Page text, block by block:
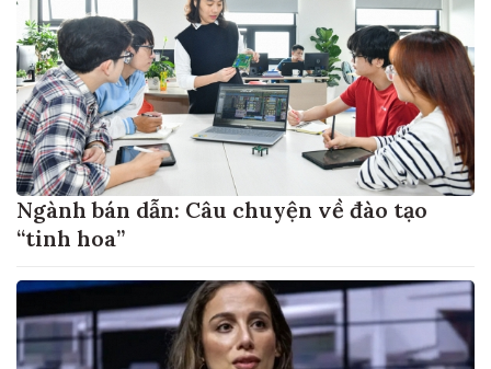
Ngành bán dẫn: Câu chuyện về đào tạo
“tinh hoa”